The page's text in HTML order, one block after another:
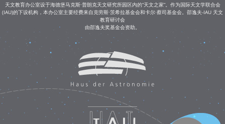
天文教育办公室设于海德堡马克斯·普朗克天文研究所园区内的“天文之家”。作为国际天文学联合会
(IAU)的下设机构，本办公室主要经费来自克劳斯·茨希拉基金会和卡尔·蔡司基金会。邵逸夫-IAU 天文
教育研讨会
由邵逸夫奖基金会资助。